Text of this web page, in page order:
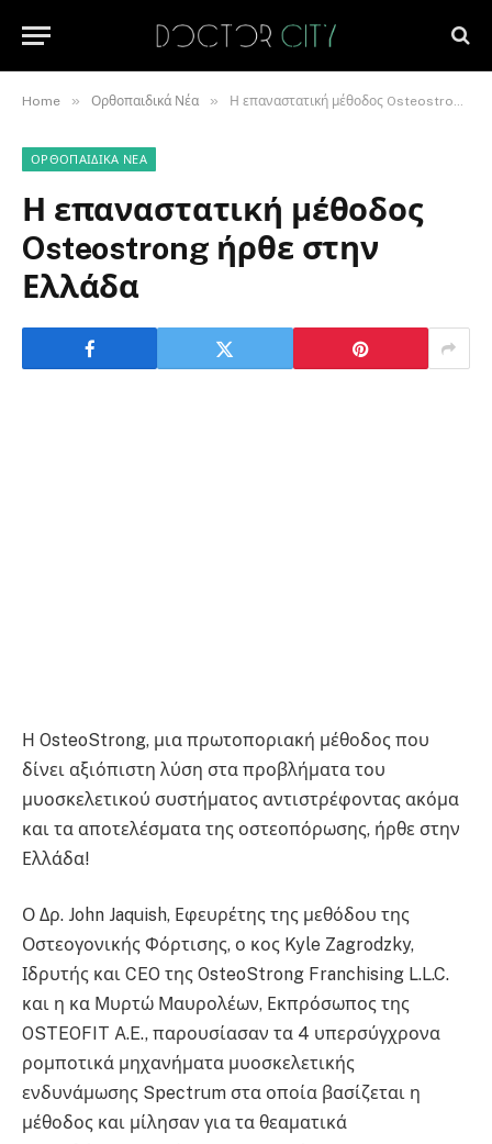
Home » Ορθοπαιδικά Νέα » Η επαναστατική μέθοδος Osteostrong ήρθε στην Ελλάδα
ΟΡΘΟΠΑΙΔΙΚΆ ΝΈΑ
Η επαναστατική μέθοδος
Osteostrong ήρθε στην
Ελλάδα
Η OsteoStrong, μια πρωτοποριακή μέθοδος που
δίνει αξιόπιστη λύση στα προβλήματα του
μυοσκελετικού συστήματος αντιστρέφοντας ακόμα
και τα αποτελέσματα της οστεοπόρωσης, ήρθε στην
Ελλάδα!
Ο Δρ. John Jaquish, Εφευρέτης της μεθόδου της
Οστεογονικής Φόρτισης, ο κος Kyle Zagrodzky,
Ιδρυτής και CEO της OsteoStrong Franchising L.L.C.
και η κα Μυρτώ Μαυρολέων, Εκπρόσωπος της
OSTEOFIT A.E., παρουσίασαν τα 4 υπερσύγχρονα
ρομποτικά μηχανήματα μυοσκελετικής
ενδυνάμωσης Spectrum στα οποία βασίζεται η
μέθοδος και μίλησαν για τα θεαματικά